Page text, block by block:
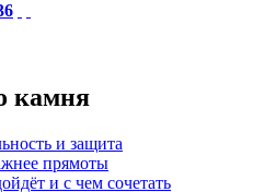
камня
и защита
прямоты
и с чем сочетать